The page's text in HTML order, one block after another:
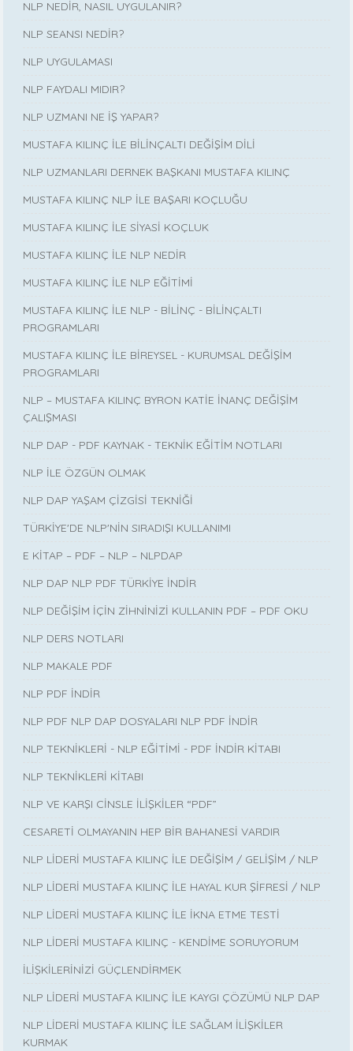
NLP NEDİR, NASIL UYGULANIR?
NLP SEANSI NEDİR?
NLP UYGULAMASI
NLP FAYDALI MIDIR?
NLP UZMANI NE İŞ YAPAR?
MUSTAFA KILINÇ İLE BİLİNÇALTI DEĞİŞİM DİLİ
NLP UZMANLARI DERNEK BAŞKANI MUSTAFA KILINÇ
MUSTAFA KILINÇ NLP İLE BAŞARI KOÇLUĞU
MUSTAFA KILINÇ İLE SİYASİ KOÇLUK
MUSTAFA KILINÇ İLE NLP NEDİR
MUSTAFA KILINÇ İLE NLP EĞİTİMİ
MUSTAFA KILINÇ İLE NLP - BİLİNÇ - BİLİNÇALTI
PROGRAMLARI
MUSTAFA KILINÇ İLE BİREYSEL - KURUMSAL DEĞİŞİM
PROGRAMLARI
NLP – MUSTAFA KILINÇ BYRON KATİE İNANÇ DEĞİŞİM
ÇALIŞMASI
NLP DAP - PDF KAYNAK - TEKNİK EĞİTİM NOTLARI
NLP İLE ÖZGÜN OLMAK
NLP DAP YAŞAM ÇİZGİSİ TEKNİĞİ
TÜRKİYE'DE NLP'NİN SIRADIŞI KULLANIMI
E KİTAP – PDF – NLP – NLPDAP
NLP DAP NLP PDF TÜRKİYE İNDİR
NLP DEĞİŞİM İÇİN ZİHNİNİZİ KULLANIN PDF – PDF OKU
NLP DERS NOTLARI
NLP MAKALE PDF
NLP PDF İNDİR
NLP PDF NLP DAP DOSYALARI NLP PDF İNDİR
NLP TEKNİKLERİ - NLP EĞİTİMİ - PDF İNDİR KİTABI
NLP TEKNİKLERİ KİTABI
NLP VE KARŞI CİNSLE İLİŞKİLER “PDF”
CESARETİ OLMAYANIN HEP BİR BAHANESİ VARDIR
NLP LİDERİ MUSTAFA KILINÇ İLE DEĞİŞİM / GELİŞİM / NLP
NLP LİDERİ MUSTAFA KILINÇ İLE HAYAL KUR ŞİFRESİ / NLP
NLP LİDERİ MUSTAFA KILINÇ İLE İKNA ETME TESTİ
NLP LİDERİ MUSTAFA KILINÇ - KENDİME SORUYORUM
İLİŞKİLERİNİZİ GÜÇLENDİRMEK
NLP LİDERİ MUSTAFA KILINÇ İLE KAYGI ÇÖZÜMÜ NLP DAP
NLP LİDERİ MUSTAFA KILINÇ İLE SAĞLAM İLİŞKİLER
KURMAK